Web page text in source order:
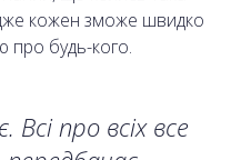
кожен зможе швидко
про будь-кого.
про всіх все